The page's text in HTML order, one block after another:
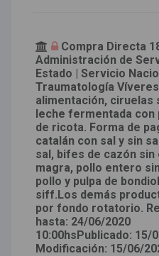
Compra Directa
Administración de
Estado | Servicio
Traumatología
alimentación, ciruelas
leche fermentada
de ricota. Forma de
catalán con sal y sin
sal, bifes de cazón sin
magra, pollo entero
pollo y pulpa de
siff.Los demás
por fondo rotatorio.
hasta: 24/06/2020
10:00hsPublicado: 15/
Modificación: 15/06/